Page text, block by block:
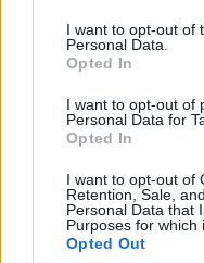
consent section.
I want to opt-out of
Personal Data.
Opted In
I want to opt-out of
Personal Data for
Opted In
I want to opt-out of
Retention, Sale,
Personal Data that
Purposes for which
Opted Out